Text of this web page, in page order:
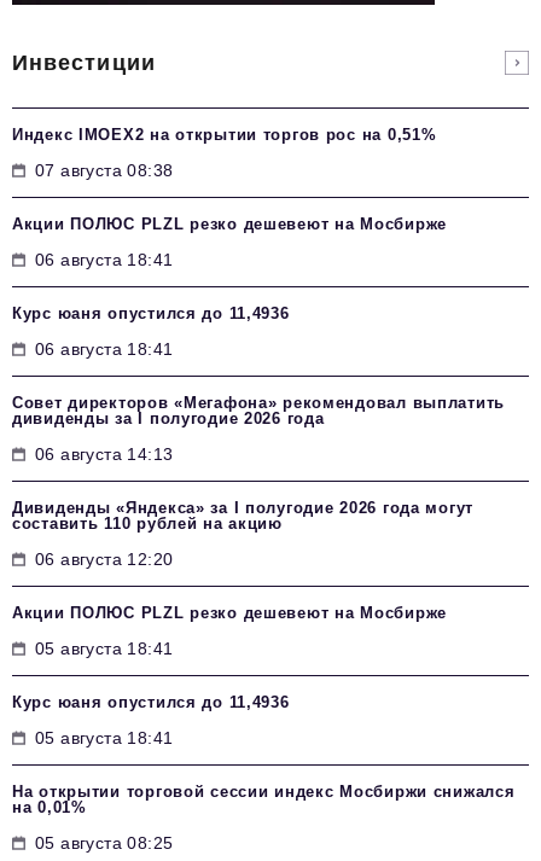
Инвестиции
Индекс IMOEX2 на открытии торгов рос на 0,51%
07 августа 08:38
Акции ПОЛЮС PLZL резко дешевеют на Мосбирже
06 августа 18:41
Курс юаня опустился до 11,4936
06 августа 18:41
Совет директоров «Мегафона» рекомендовал выплатить
дивиденды за I полугодие 2026 года
06 августа 14:13
Дивиденды «Яндекса» за I полугодие 2026 года могут
составить 110 рублей на акцию
06 августа 12:20
Акции ПОЛЮС PLZL резко дешевеют на Мосбирже
05 августа 18:41
Курс юаня опустился до 11,4936
05 августа 18:41
На открытии торговой сессии индекс Мосбиржи снижался
на 0,01%
05 августа 08:25